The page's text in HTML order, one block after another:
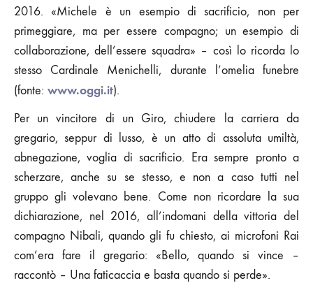
2016. «Michele è un esempio di sacrificio, non per
primeggiare, ma per essere compagno; un esempio di
collaborazione, dell’essere squadra» – così lo ricorda lo
stesso Cardinale Menichelli, durante l’omelia funebre
(fonte: www.oggi.it).
Per un vincitore di un Giro, chiudere la carriera da
gregario, seppur di lusso, è un atto di assoluta umiltà,
abnegazione, voglia di sacrificio. Era sempre pronto a
scherzare, anche su se stesso, e non a caso tutti nel
gruppo gli volevano bene. Come non ricordare la sua
dichiarazione, nel 2016, all’indomani della vittoria del
compagno Nibali, quando gli fu chiesto, ai microfoni Rai
com’era fare il gregario: «Bello, quando si vince –
raccontò – Una faticaccia e basta quando si perde».